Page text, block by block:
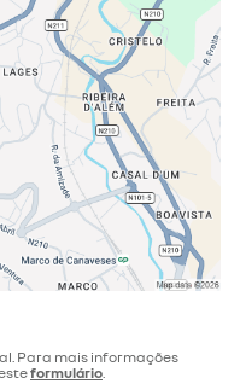
Para mais informações
formulário.